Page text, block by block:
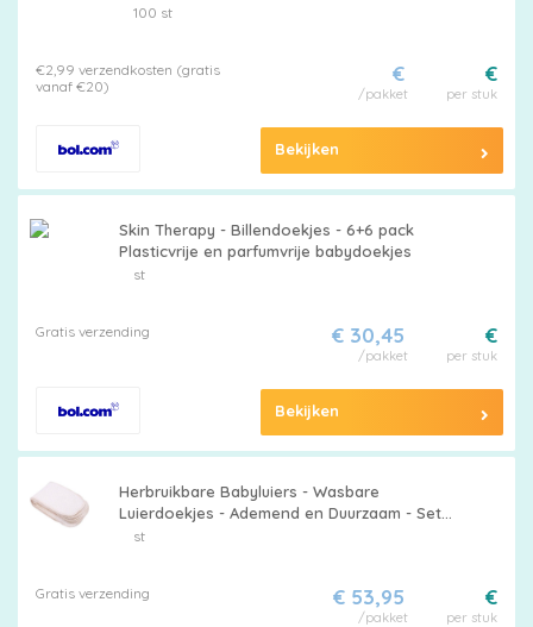
Merken
Babyluierinzetstukken - Natte Doekjesfunctie
100 st
€2,99 verzendkosten (gratis
vanaf €20)
€
per stuk
€
/pakket
Bekijken
Skin Therapy - Billendoekjes - 6+6 pack
Plasticvrije en parfumvrije babydoekjes
st
Gratis verzending €
per stuk
€ 30,45
/pakket
Bekijken
Herbruikbare Babyluiers - Wasbare
Luierdoekjes - Ademend en Duurzaam - Set
van 20 - Wasbare luiers voor pasgeborenen -
st
Gratis verzending €
per stuk
€ 53,95
/pakket